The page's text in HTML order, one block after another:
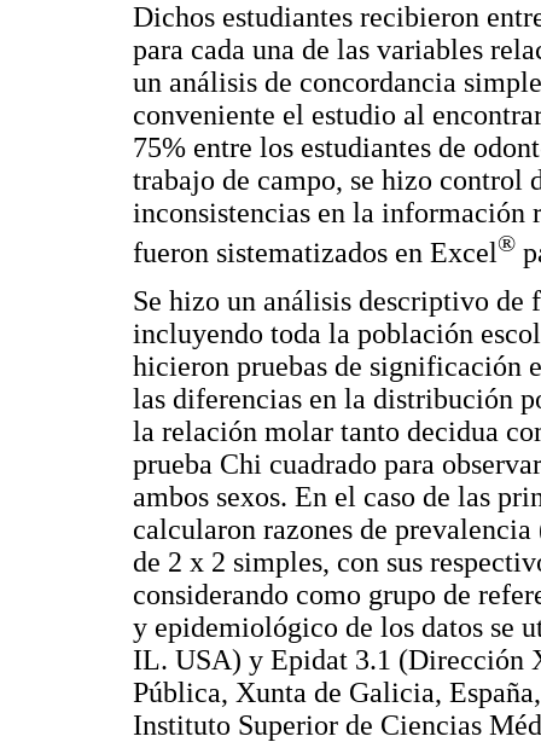
Dichos estudiantes recibieron
para cada una de las variables
un análisis de concordancia
conveniente el estudio al
75% entre los estudiantes de
trabajo de campo, se hizo control
inconsistencias en la información
fueron sistematizados en Excel®
Se hizo un análisis descriptivo de
incluyendo toda la población
hicieron pruebas de significación
las diferencias en la distribución
la relación molar tanto decidua
prueba Chi cuadrado para
ambos sexos. En el caso de las
calcularon razones de
de 2 x 2 simples, con sus
considerando como grupo de
y epidemiológico de los datos se
IL. USA) y Epidat 3.1 (Dirección
Pública, Xunta de Galicia,
Instituto Superior de Ciencias